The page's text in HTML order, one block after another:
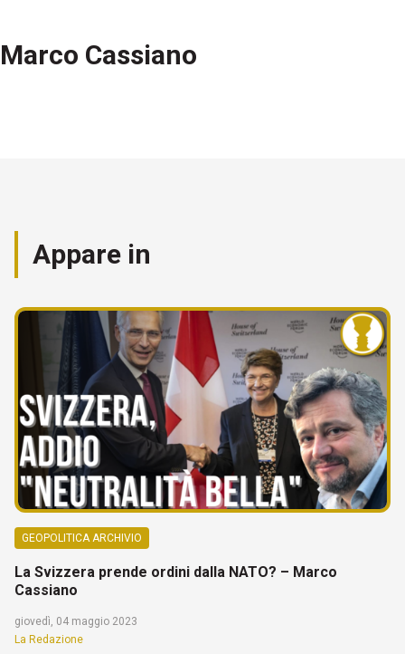
Marco Cassiano
Appare in
GEOPOLITICA ARCHIVIO
La Svizzera prende ordini dalla NATO? – Marco
Cassiano
giovedì, 04 maggio 2023
La Redazione